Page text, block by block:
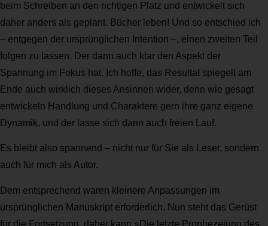
beim Schreiben an den richtigen Platz und entwickelt sich
daher anders als geplant. Bücher leben! Und so entschied ich
– entgegen der ursprünglichen Intention –, einen zweiten Teil
folgen zu lassen. Der dann auch klar den Aspekt der
Spannung im Fokus hat. Ich hoffe, das Resultat spiegelt am
Ende auch wirklich dieses Ansinnen wider, denn wie gesagt
entwickeln Handlung und Charaktere gern ihre ganz eigene
Dynamik, und der lasse sich dann auch freien Lauf.
Es bleibt also spannend – nicht nur für Sie als Leser, sondern
auch für mich als Autor.
Dem entsprechend waren kleinere Anpassungen im
ursprünglichen Manuskript erforderlich. Nun steht das Gerüst
für die Fortsetzung, daher kann »Die letzte Prophezeiung des